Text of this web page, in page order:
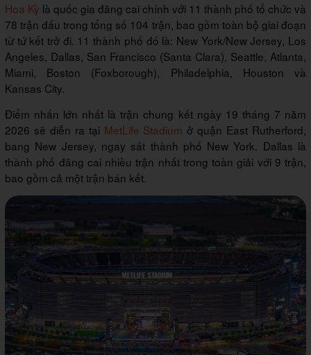
Hoa Kỳ là quốc gia đăng cai chính với 11 thành phố tổ chức và
78 trận đấu trong tổng số 104 trận, bao gồm toàn bộ giai đoạn
từ tứ kết trở đi. 11 thành phố đó là: New York/New Jersey, Los
Angeles, Dallas, San Francisco (Santa Clara), Seattle, Atlanta,
Miami, Boston (Foxborough), Philadelphia, Houston và
Kansas City.
Điểm nhấn lớn nhất là trận chung kết ngày 19 tháng 7 năm
2026 sẽ diễn ra tại MetLife Stadium ở quận East Rutherford,
bang New Jersey, ngay sát thành phố New York. Dallas là
thành phố đăng cai nhiều trận nhất trong toàn giải với 9 trận,
bao gồm cả một trận bán kết.